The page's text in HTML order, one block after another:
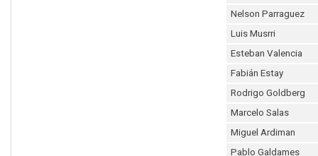
Nelson Parraguez
Luis Musrri
Esteban Valencia
Fabián Estay
Rodrigo Goldberg
Marcelo Salas
Miguel Ardiman
Pablo Galdames